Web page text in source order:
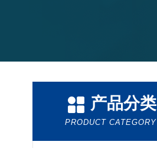
产品分类
PRODUCT CATEGORY